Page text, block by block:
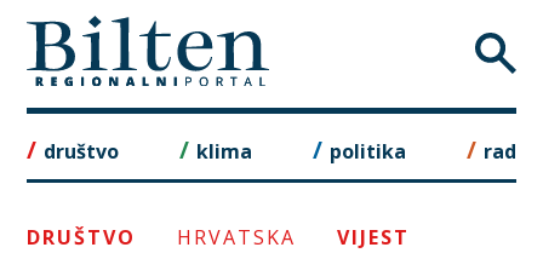
to
content
društvo klima politika rad
DRUŠTVO HRVATSKA VIJEST